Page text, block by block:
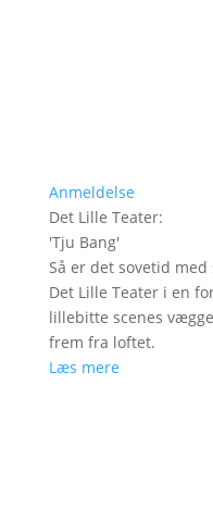
Anmeldelse
Det Lille Teater:
'Tju Bang'
Så er det sovetid med
Det Lille Teater i en
lillebitte scenes
frem fra loftet.
Læs mere